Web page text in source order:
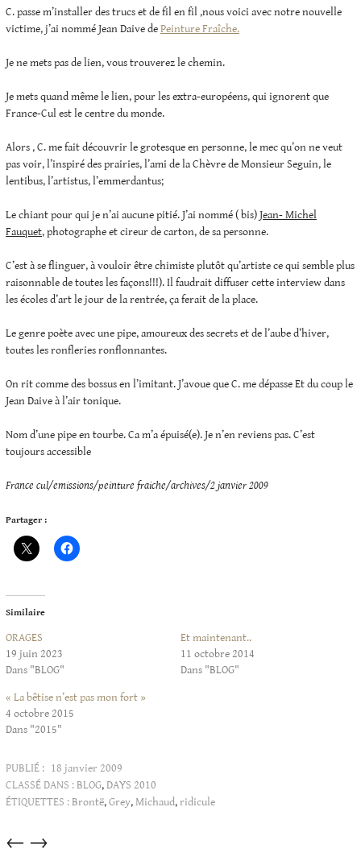
C. passe m’installer des trucs et de fil en fil ,nous voici avec notre nouvelle
victime, j’ai nommé Jean Daive dePeinture Fraîche.
Je ne mets pas de lien, vous trouverez le chemin.
Je mets quand même le lien, pour les extra-européens, qui ignorent que
France-Cul est le centre du monde.
Alors , C. me fait découvrir le grotesque en personne, le mec qu’on ne veut
pas voir, l’inspiré des prairies, l’ami de la Chèvre de Monsieur Seguin, le
lentibus, l’artistus, l’emmerdantus;
Le chiant pour qui je n’ai aucune pitié. J’ai nommé ( bis)Jean- Michel
Fauquet, photographe et cireur de carton, de sa personne.
C’est à se flinguer, à vouloir être chimiste plutôt qu’artiste ce qui semble plus
raisonnable de toutes les façons!!!). Il faudrait diffuser cette interview dans
les écoles d’art le jour de la rentrée, ça ferait de la place.
Le genre poète avec une pipe, amoureux des secrets et de l’aube d’hiver,
toutes les ronfleries ronflonnantes.
On rit comme des bossus en l’imitant. J’avoue que C. me dépasse Et du coup le
Jean Daive à l’air tonique.
Nom d’une pipe en tourbe. Ca m’a épuisé(e). Je n’en reviens pas. C’est
toujours accessible
France cul/emissions/peinture fraiche/archives/2 janvier 2009
Partager :
Similaire
ORAGES
19 juin 2023
Dans "BLOG"
Et maintenant..
11 octobre 2014
Dans "BLOG"
« La bêtise n’est pas mon fort »
4 octobre 2015
Dans "2015"
PUBLIÉ : 18 janvier 2009
CLASSÉ DANS :BLOG,DAYS 2010
ÉTIQUETTES :Brontë,Grey,Michaud,ridicule
Articles
→
←